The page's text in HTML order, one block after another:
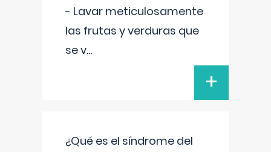
- Lavar meticulosamente
las frutas y verduras que
se v...
+
¿Qué es el síndrome del